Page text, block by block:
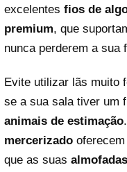
excelentes fios de
premium, que
nunca perderem a sua
Evite utilizar lãs muito
se a sua sala tiver um
animais de estimação
mercerizado oferecem
que as suas